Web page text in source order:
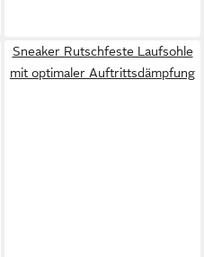
Sneaker Rutschfeste Laufsohle
mit optimaler Auftrittsdämpfung